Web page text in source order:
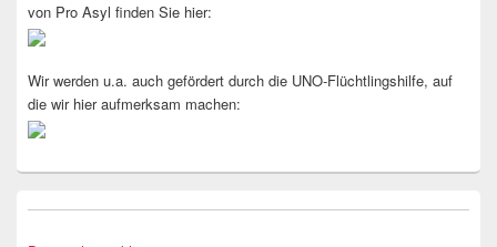
von Pro Asyl finden Sie hier:
Wir werden u.a. auch gefördert durch die UNO-Flüchtlingshilfe, auf
die wir hier aufmerksam machen: